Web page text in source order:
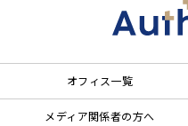
オフィス一覧
メディア関係者の方へ